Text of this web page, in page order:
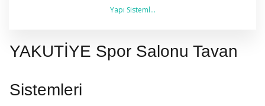
Yapı Sisteml...
YAKUTİYE Spor Salonu Tavan
Sistemleri